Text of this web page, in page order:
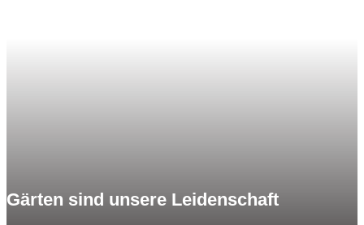
Gärten sind unsere Leidenschaft